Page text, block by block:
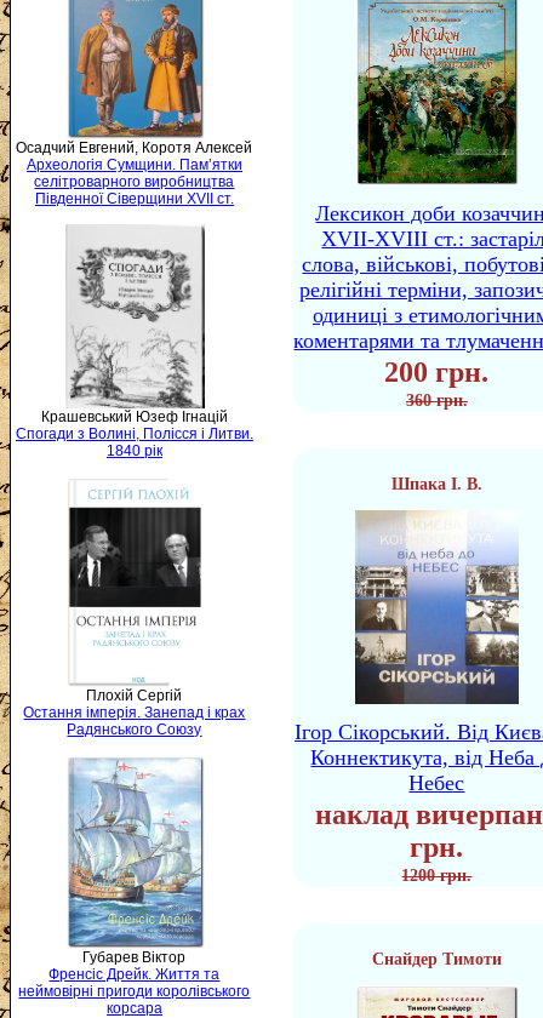
Осадчий Евгений, Коротя Алексей
Археологія Сумщини. Пам’ятки
селітроварного виробництва
Південної Сіверщини XVII ст.
Крашевський Юзеф Ігнацій
Спогади з Волині, Полісся і Литви.
1840 рік
Плохій Сергій
Остання імперія. Занепад і крах
Радянського Союзу
Губарев Віктор
Френсіс Дрейк. Життя та
неймовірні пригоди королівського
корсара
Лексикон доби
XVII-XVIII ст.:
слова, військові,
релігійні терміни,
одиниці з
коментарями та
200 грн.
360 грн.
Шпака І. В.
Ігор Сікорський. Від
Коннектикута, від Неба
Небес
наклад
грн.
1200 грн.
Снайдер Тимоти